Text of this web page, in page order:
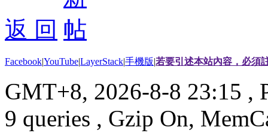
返 回
Facebook|YouTube|LayerStack|手機版|若要引述本站內容，必須
GMT+8, 2026-8-8 23:15 ,
9 queries , Gzip On,